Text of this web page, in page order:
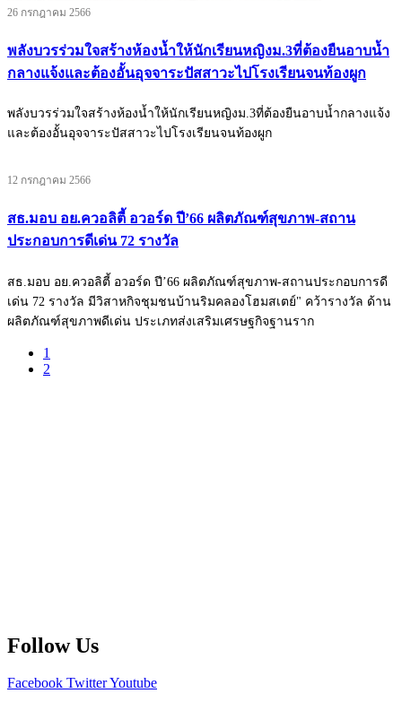
26 กรกฎาคม 2566
พลังบวรร่วมใจสร้างห้องน้ำให้นักเรียนหญิงม.3ที่ต้องยืนอาบน้ำ
กลางแจ้งและต้องอั้นอุจจาระปัสสาวะไปโรงเรียนจนท้องผูก
พลังบวรร่วมใจสร้างห้องน้ำให้นักเรียนหญิงม.3ที่ต้องยืนอาบน้ำกลางแจ้ง
และต้องอั้นอุจจาระปัสสาวะไปโรงเรียนจนท้องผูก
12 กรกฎาคม 2566
สธ.มอบ อย.ควอลิตี้ อวอร์ด ปี’66 ผลิตภัณฑ์สุขภาพ-สถาน
ประกอบการดีเด่น 72 รางวัล
สธ.มอบ อย.ควอลิตี้ อวอร์ด ปี’66 ผลิตภัณฑ์สุขภาพ-สถานประกอบการดี
เด่น 72 รางวัล มีวิสาหกิจชุมชนบ้านริมคลองโฮมสเตย์" คว้ารางวัล ด้าน
ผลิตภัณฑ์สุขภาพดีเด่น ประเภทส่งเสริมเศรษฐกิจฐานราก
1
2
Follow Us
Facebook TwitterYoutube